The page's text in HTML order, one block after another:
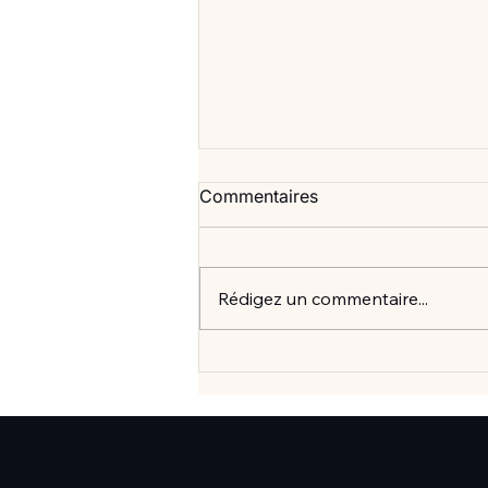
Commentaires
Rédigez un commentaire...